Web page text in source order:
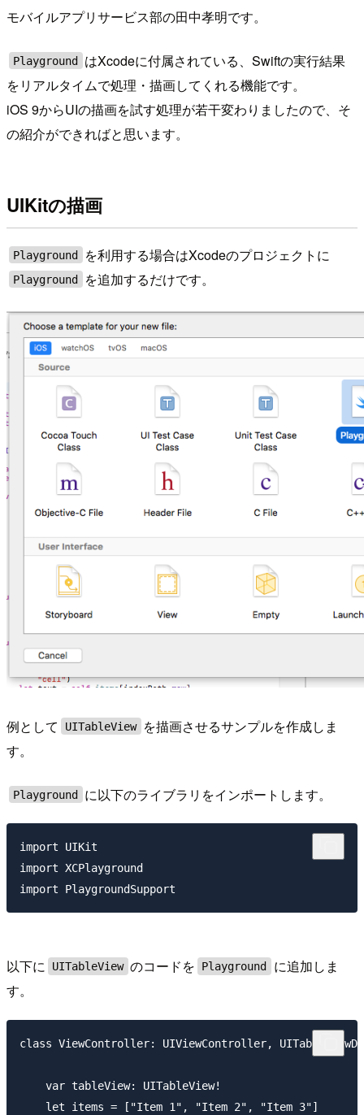
モバイルアプリサービス部の田中孝明です。
Playground
はXcodeに付属されている、Swiftの実行結果
をリアルタイムで処理・描画してくれる機能です。
iOS 9からUIの描画を試す処理が若干変わりましたので、そ
の紹介ができればと思います。
UIKitの描画
Playground を利用する場合はXcodeのプロジェクトに
Playground を追加するだけです。
例として UITableView
を描画させるサンプルを作成しま
す。
Playground に以下のライブラリをインポートします。
import UIKit
import XCPlayground
以下に UITableView のコードを Playground
に追加しま
す。
class ViewController: UIViewController,
    var tableView: UITableView!
    let items = ["Item 1", "Item 2", "Item 3"]